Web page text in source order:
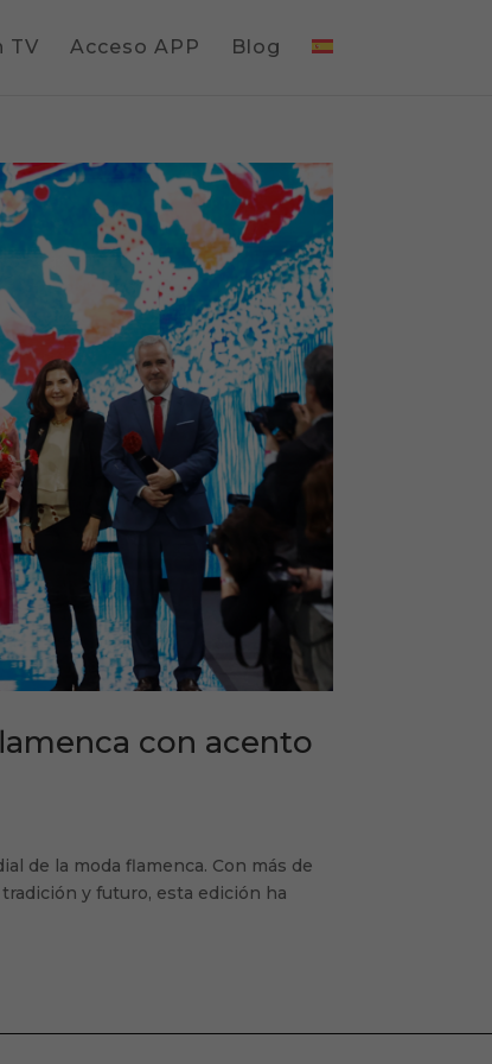
TV Acceso APP Blog
con acento
de la moda flamenca. Con más de
y futuro, esta edición ha